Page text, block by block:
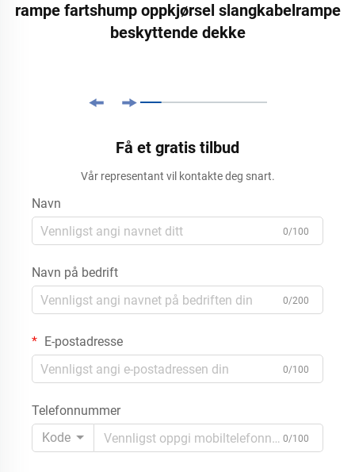
rampe fartshump oppkjørsel slangkabelrampe
beskyttende dekke
Få et gratis tilbud
Vår representant vil kontakte deg snart.
Navn
0/100
Navn på bedrift
0/200
E-postadresse
0/100
Telefonnummer
Kode
0/100